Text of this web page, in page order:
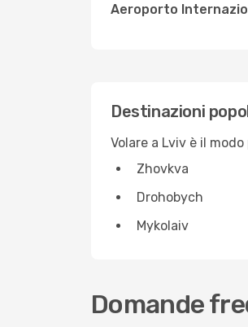
Aeroporto
Destinazioni
Volare a Lviv è il
Zhovkva
Drohobych
Mykolaiv
Domande